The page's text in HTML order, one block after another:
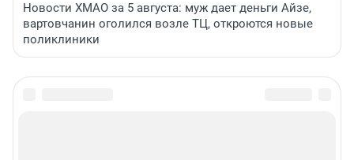
Новости ХМАО за 5 августа: муж дает деньги Айзе,
вартовчанин оголился возле ТЦ, откроются новые
поликлиники